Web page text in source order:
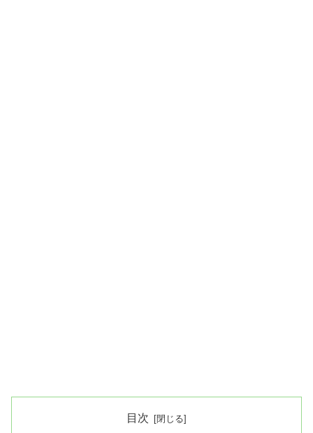
目次